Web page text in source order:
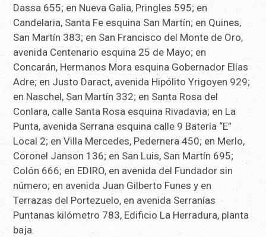
Dassa 655; en Nueva Galia, Pringles 595; en
Candelaria, Santa Fe esquina San Martín; en Quines,
San Martín 383; en San Francisco del Monte de Oro,
avenida Centenario esquina 25 de Mayo; en
Concarán, Hermanos Mora esquina Gobernador Elías
Adre; en Justo Daract, avenida Hipólito Yrigoyen 929;
en Naschel, San Martín 332; en Santa Rosa del
Conlara, calle Santa Rosa esquina Rivadavia; en La
Punta, avenida Serrana esquina calle 9 Batería “E”
Local 2; en Villa Mercedes, Pedernera 450; en Merlo,
Coronel Janson 136; en San Luis, San Martín 695;
Colón 666; en EDIRO, en avenida del Fundador sin
número; en avenida Juan Gilberto Funes y en
Terrazas del Portezuelo, en avenida Serranías
Puntanas kilómetro 783, Edificio La Herradura, planta
baja.